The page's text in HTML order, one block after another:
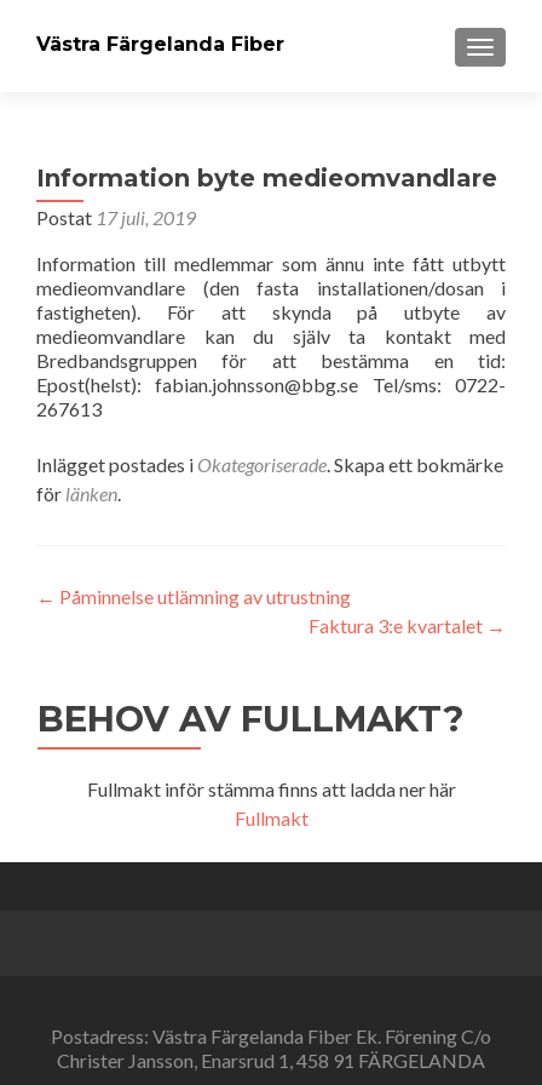
VÄXLA
Västra Färgelanda Fiber
Information byte medieomvandlare
Postat 17 juli, 2019
Information till medlemmar som ännu inte fått utbytt
medieomvandlare (den fasta installationen/dosan i
fastigheten). För att skynda på utbyte av
medieomvandlare kan du själv ta kontakt med
Bredbandsgruppen för att bestämma en tid:
Epost(helst): fabian.johnsson@bbg.se Tel/sms: 0722-
267613
Inlägget postades i Okategoriserade. Skapa ett bokmärke
för länken.
Inläggsnavigering
← Påminnelse utlämning av utrustning
Faktura 3:e kvartalet →
BEHOV AV FULLMAKT?
Fullmakt inför stämma finns att ladda ner här
Fullmakt
Postadress: Västra Färgelanda Fiber Ek. Förening C/o
Christer Jansson, Enarsrud 1, 458 91 FÄRGELANDA